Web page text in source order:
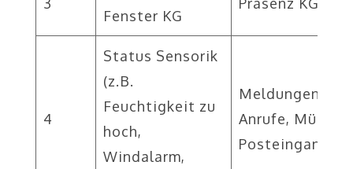
Fenster KG
4
Status Sensorik
(z.B.
Feuchtigkeit zu
hoch,
Windalarm,
Meldungen
Anrufe,
Posteingang)